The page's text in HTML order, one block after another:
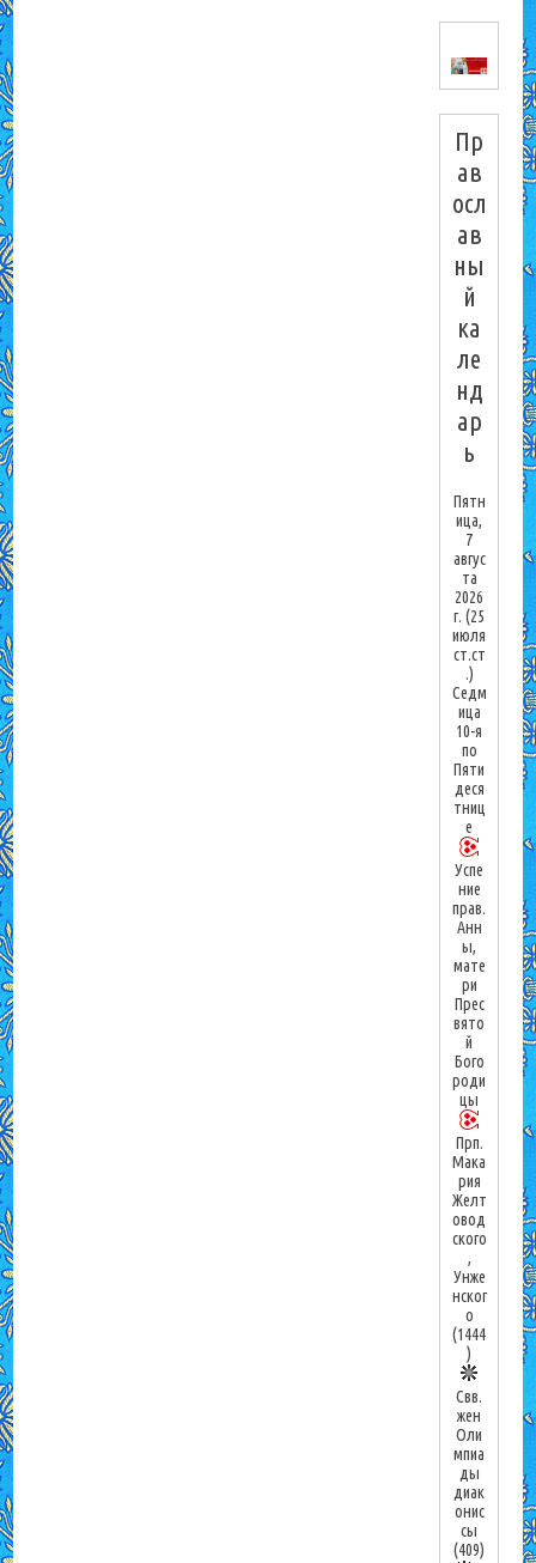
Пр
ав
осл
ав
ны
й
ка
ле
нд
ар
ь
Пятн
ица,
7
авгус
та
2026
г.(25
июля
ст.ст
.)
Седм
ица
10-я
по
Пяти
деся
тниц
е
Успе
ние
прав.
Анн
ы,
мате
ри
Прес
вято
й
Бого
роди
цы
Прп.
Мака
рия
Желт
овод
ского
,
Унже
нског
о
(1444
)
Свв.
жен
Оли
мпиа
ды
диак
онис
сы
(409)